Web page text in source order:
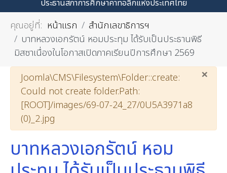
ประธานสภาการศึกษาคาทอลิกแห่งประเทศไทย
คุณอยู่ที่: หน้าแรก
สำนักเลขาธิการฯ
บาทหลวงเอกรัตน์ หอมประทุม ได้รับเป็นประธานพิธี
มิสซาเนื่องในโอกาสเปิดภาคเรียนปีการศึกษา 2569
×
คำเตือน
Joomla\CMS\Filesystem\Folder::create:
Could not create folder.Path:
[ROOT]/images/69-07-24_27/0U5A3971a8
(0)_2.jpg
บาทหลวงเอกรัตน์ หอม